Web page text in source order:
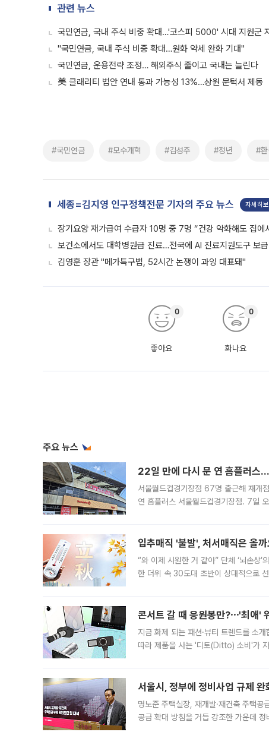
관련 뉴스
국민연금, 국내 주식 비중 확대…'코스피 5000' 시대 지원군
"국민연금, 국내 주식 비중 확대…원화 약세 완화 기대"
국민연금, 운용전략 조정… 해외주식 줄이고 국내는 늘린다
美 클래리티 법안 연내 통과 가능성 13%…상원 문턱서 제동
#국민연금 #모수개혁 #김성주 #정년 #환
세종=김지영 인구정책전문 기자의 주요 뉴스 자세히
장기요양 재가급여 수급자 10명 중 7명 “건강 악화해도 집에
보건소에서도 대학병원급 진료…전국에 AI 진료지원도구 보급
김영훈 장관 "메가특구법, 52시간 논쟁이 과잉 대표돼"
좋아요
0
화나요
0
주요 뉴스
22일 만에 다시 문 연 홈플러스
서울월드컵경기장점 67명 출근해 재개
연 홈플러스 서울월드컵경기장점. 7일
입추매직 '불발', 처서매직은 올
“와 이제 시원한 거 같아” 단체 ‘뇌손상
한 더위 속 30도대 초반이 상대적으로
콘서트 갈 때 응원봉만?⋯'최애'
지금 화제 되는 패션·뷰티 트렌드를 소
따라 제품을 사는 '디토(Ditto) 소비'가
서울시, 정부에 정비사업 규제
명노준 주택실장, 재개발·재건축 주택
공급 확대 방침을 거듭 강조한 가운데